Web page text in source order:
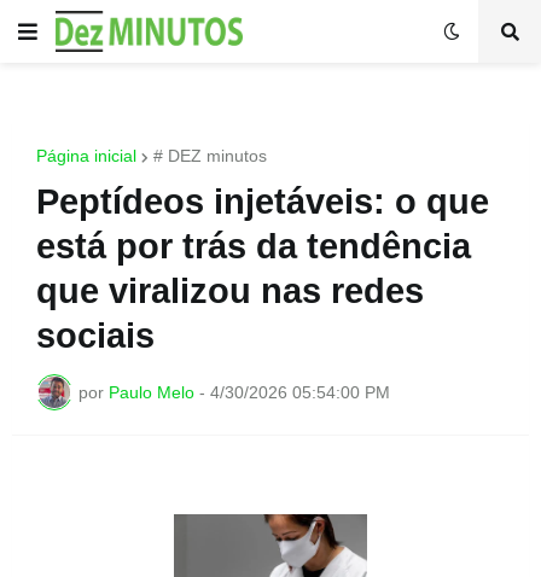
Página inicial # DEZ minutos
Peptídeos injetáveis: o que
está por trás da tendência
que viralizou nas redes
sociais
por Paulo Melo - 4/30/2026 05:54:00 PM